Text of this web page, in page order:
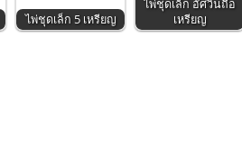
ไพ่ชุดเล็ก 5 เหรียญ
ไพ่ชุดเล็ก อัศวินถือ
เหรียญ